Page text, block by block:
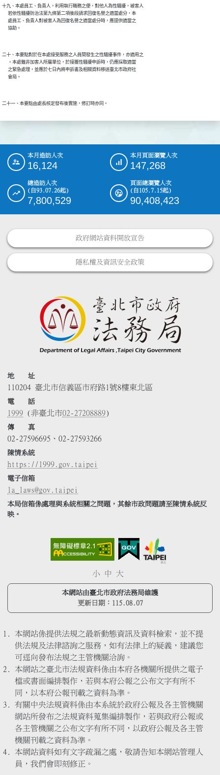
十九、本處員工、負責人，利用執行職務之便，對他人為性騷擾，被害人
      若依性騷擾防治法第九條第二項後段請求回復名譽之適當處分，本
      處員工、負責人對被害人為回復名譽之適當處分時，應提供適當之
二十、本要點對於在本處接受服務之人員間發生之性騷擾事件，亦適用之
      。本處雖非加害人所屬單位，於接獲性騷擾申訴時，仍應採取適當
      之緊急處理，並應於七日內將申訴書及相關資料移送臺北市政府社
::: 本月造訪人次
16,124
本月頁面瀏覽人次
147,268
總造訪人次
(自93.07.26起)
7,800,529
頁面總瀏覽人次
(自105.7.15起)
90,408,423
政府網站資料開放宣告
隱私權及資訊安全政策
地 址
110204 臺北市信義區市府路1號8樓東北區
電 話
1999 (非臺北市02-27208889)
傳 真
02-27596695、02-27593266
陳情系統
https://1999.gov.taipei
電子信箱
la_laws@gov.taipei
本局信箱係處理與系統相關之問題，其餘市政問題請至陳情系統反
映。
小 中 大
本網站由臺北市政府法務局維護
更新日期： 115.08.07
本網站係提供法規之最新動態資訊及資料檢索，並不提
供法規及法律諮詢之服務，如有法律上的疑義，建議您
可逕向發布法規之主管機關洽詢。
本網站之臺北市法規資料係由本府各機關所提供之電子
檔或書面編排製作，若與本府公報之公布文字有所不
同，以本府公報刊載之資料為準。
有關中央法規資料係由本系統於政府公報及各主管機關
網站所發布之法規資料蒐集編排製作，若與政府公報或
各主管機關之公布文字有所不同，以政府公報及各主管
機關刊載之資料為準。
本網站資料如有文字疏漏之處，敬請告知本網站管理人
員，我們會即刻修正。